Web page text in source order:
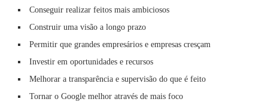
Conseguir realizar feitos mais ambiciosos
Construir uma visão a longo prazo
Permitir que grandes empresários e empresas cresçam
Investir em oportunidades e recursos
Melhorar a transparência e supervisão do que é feito
Tornar o Google melhor através de mais foco